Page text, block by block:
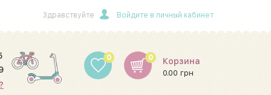
Здравствуйте Войдите в личный кабинет
0 Корзина
0.00 грн
0